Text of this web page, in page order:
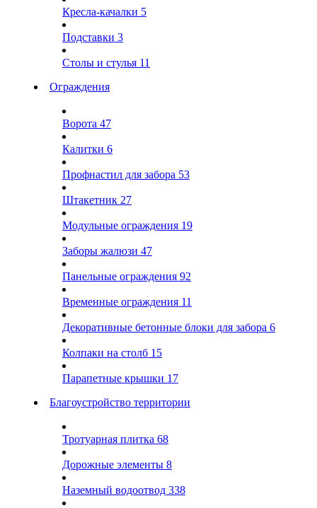
Кресла-качалки 5
Подставки 3
Столы и стулья 11
Ограждения
Ворота 47
Калитки 6
Профнастил для забора 53
Штакетник 27
Модульные ограждения 19
Заборы жалюзи 47
Панельные ограждения 92
Временные ограждения 11
Декоративные бетонные блоки для забора 6
Колпаки на столб 15
Парапетные крышки 17
Благоустройство территории
Тротуарная плитка 68
Дорожные элементы 8
Наземный водоотвод 338